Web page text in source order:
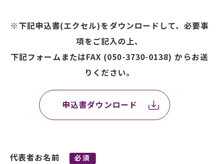
※下記申込書(エクセル)をダウンロードして、必要事
項をご記入の上、
下記フォームまたはFAX (050-3730-0138) からお送
りください。
申込書ダウンロード
代表者お名前 必須